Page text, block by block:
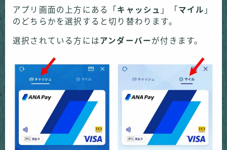
アプリ画面の上方にある「 キャッシュ 」「 マイル 」
のどちらかを選択すると切り替わります。
選択されている方にはアンダーバー が付きます。